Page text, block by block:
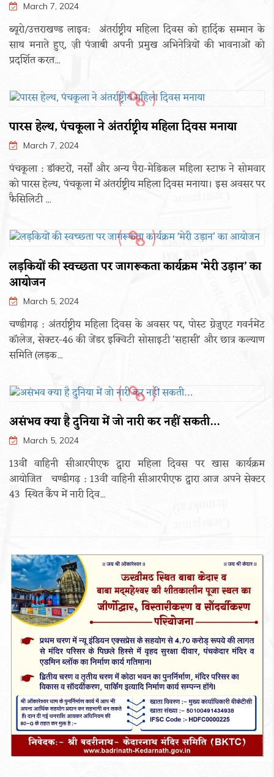
March 7, 2024
ब्यूरो/उत्तराखण्ड लाइव: अंतर्राष्ट्रीय महिला दिवस को हार्दिक सम्मान के
साथ मनाते हुए, ज़ी पंजाबी अपनी प्रमुख अभिनेत्रियों की भावनाओं को
प्रदर्शित करत...
पारस हेल्थ, पंचकूला ने अंतर्राष्ट्रीय महिला दिवस मनाया
March 7, 2024
पंचकूला : डॉक्टरों, नर्सों और अन्य पैरा-मेडिकल महिला स्टाफ ने सोमवार
को पारस हेल्थ, पंचकूला में अंतर्राष्ट्रीय महिला दिवस मनाया। इस अवसर पर
फैसिलिटी ...
लड़कियों की स्वच्छता पर जागरूकता कार्यक्रम ‘मेरी उड़ान’ का
आयोजन
March 5, 2024
चण्डीगढ़ : अंतर्राष्ट्रीय महिला दिवस के अवसर पर, पोस्ट ग्रेजुएट गवर्नमेंट
कॉलेज, सेक्टर-46 की जेंडर इक्विटी सोसाइटी 'सहासी' और छात्र कल्याण
समिति (लड़क...
असंभव क्या है दुनिया में जो नारी कर नहीं सकती…
March 5, 2024
13वीं वाहिनी सीआरपीएफ द्वारा महिला दिवस पर खास कार्यक्रम
आयोजित चण्डीगढ़ : 13वीं वाहिनी सीआरपीएफ द्वारा आज अपने सेक्टर
43 स्थित कैंप में नारी दिव...